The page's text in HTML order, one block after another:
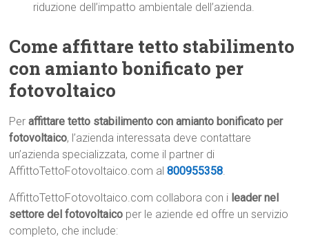
riduzione dell’impatto ambientale dell’azienda.
Come affittare tetto stabilimento
con amianto bonificato per
fotovoltaico
Peraffittare tetto stabilimento con amianto bonificato per
fotovoltaico, l’azienda interessata deve contattare
un’azienda specializzata, come il partner di
AffittoTettoFotovoltaico.com al800955358.
AffittoTettoFotovoltaico.com collabora con i leader nel
settore del fotovoltaico per le aziende ed offre un servizio
completo, che include: